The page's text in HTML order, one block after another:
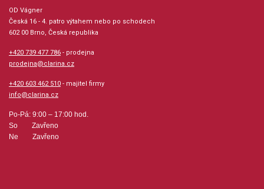
OD Vágner
Česká 16 - 4. patro výtahem nebo po schodech
602 00 Brno, Česká republika
+420 739 477 786 - prodejna
prodejna@clarina.cz
+420 603 462 510 - majitel firmy
info@clarina.cz
Po-Pá: 9:00 – 17:00 hod.
So Zavřeno
Ne Zavřeno